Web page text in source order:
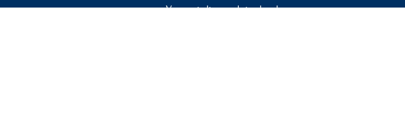
Veranstaltungsdatenbank